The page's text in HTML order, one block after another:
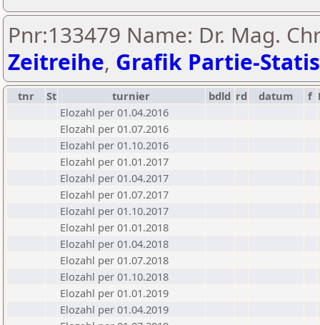
Pnr:133479 Name: Dr. Mag.
Zeitreihe, Grafik Partie-
tnr St turnier bdld rd datum f
Elozahl per 01.04.2016
Elozahl per 01.07.2016
Elozahl per 01.10.2016
Elozahl per 01.01.2017
Elozahl per 01.04.2017
Elozahl per 01.07.2017
Elozahl per 01.10.2017
Elozahl per 01.01.2018
Elozahl per 01.04.2018
Elozahl per 01.07.2018
Elozahl per 01.10.2018
Elozahl per 01.01.2019
Elozahl per 01.04.2019